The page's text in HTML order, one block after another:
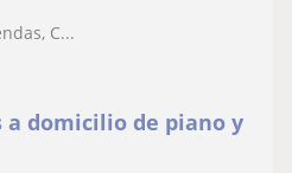
C...
a domicilio de piano y